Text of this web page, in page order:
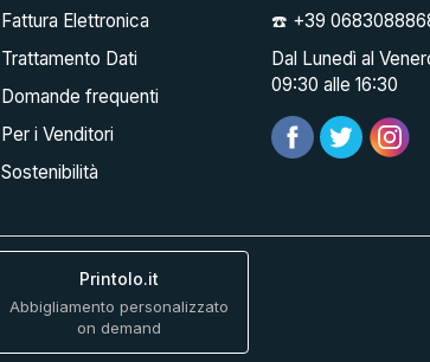
Fattura Elettronica
Trattamento Dati
Domande frequenti
Per i Venditori
Sostenibilità
☎️ +39
Dal Lunedì al
09:30 alle 16:30
Printolo.it
Abbigliamento personalizzato
on demand